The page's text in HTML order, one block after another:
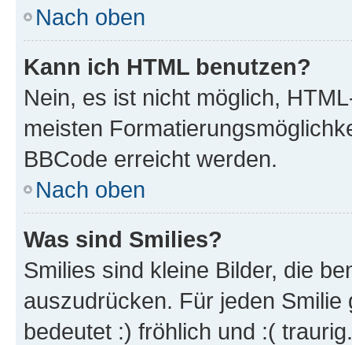
Nach oben
Kann ich HTML benutzen?
Nein, es ist nicht möglich,
meisten
BBCode erreicht werden.
Nach oben
Was sind Smilies?
Smilies sind kleine Bilder, die
auszudrücken. Für jeden
bedeutet :) fröhlich und :(